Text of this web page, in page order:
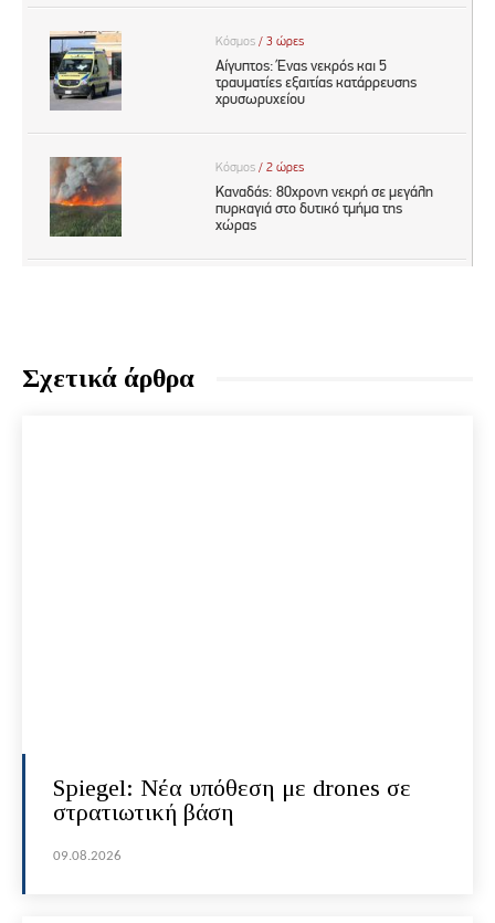
Σχετικά άρθρα
Spiegel: Νέα υπόθεση με drones σε
στρατιωτική βάση
09.08.2026